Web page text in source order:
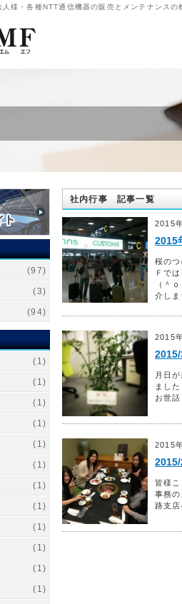
様・各種NTT通信機器の販売とメンテナンスの
社内行事 記事一覧
2015
2015
桜の
Ｆで
（＾
介し
2015
月日
まし
お世
2015
皆様
事務
路支
(97)
(3)
(94)
(1)
(1)
(1)
(1)
(1)
(1)
(1)
(1)
(1)
(1)
(1)
(1)